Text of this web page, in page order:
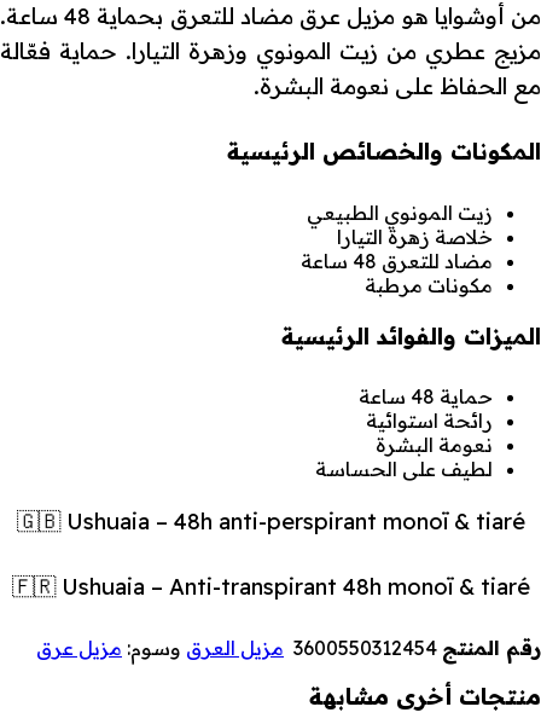
من أوشوايا هو مزيل عرق مضاد للتعرق بحماية 48 ساعة.
مزيج عطري من زيت المونوي وزهرة التيارا. حماية فعّالة
مع الحفاظ على نعومة البشرة.
المكونات والخصائص الرئيسية
زيت المونوي الطبيعي
خلاصة زهرة التيارا
مضاد للتعرق 48 ساعة
مكونات مرطبة
الميزات والفوائد الرئيسية
حماية 48 ساعة
رائحة استوائية
نعومة البشرة
لطيف على الحساسة
🇬🇧 Ushuaia – 48h anti-perspirant monoï & tiaré
🇫🇷 Ushuaia – Anti-transpirant 48h monoï & tiaré
رقم المنتج 3600550312454 مزيل العرق وسوم: مزيل عرق
منتجات أخرى مشابهة